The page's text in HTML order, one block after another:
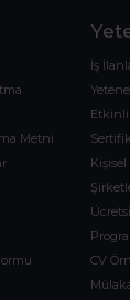
Metni
İş
Kişisel
CV